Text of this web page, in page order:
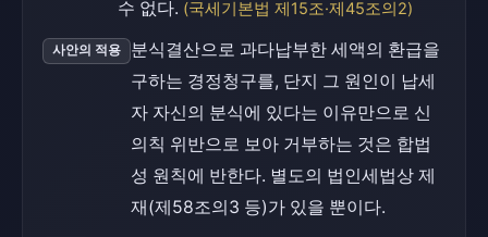
수 없다. (국세기본법 제15조·제45조의2)
사안의 적용
분식결산으로 과다납부한 세액의 환급을
구하는 경정청구를, 단지 그 원인이 납세
자 자신의 분식에 있다는 이유만으로 신
의칙 위반으로 보아 거부하는 것은 합법
성 원칙에 반한다. 별도의 법인세법상 제
재(제58조의3 등)가 있을 뿐이다.